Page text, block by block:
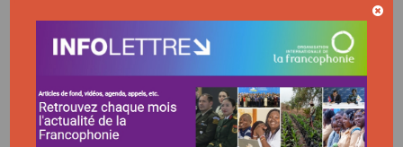
MISSIONS ÉCONOMIQUES DJIBOUTI